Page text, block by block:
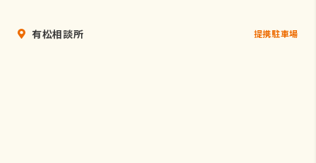
有松相談所 提携駐車場